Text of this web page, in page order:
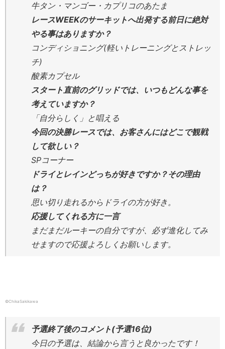
牛タン・マンゴー・カプリコのあたま
レースWEEKのサーキットへ出発する前日に絶対
やる事はありますか？
コンディショニング(軽いトレーニングとストレッ
チ)
酸素カプセル
スタート直前のグリッドでは、いつもどんな事を
考えていますか？
「自分らしく」と唱える
今回の決勝レースでは、お客さんにはどこで観戦
して欲しい？
SPコーナー
ドライとレインどっちが好きですか？その理由
は？
思い切り走れるからドライの方が好き。
応援してくれる方に一言
まだまだルーキーの自分ですが、必ず進化してみ
せますので応援よろしくお願いします。
©ChikaSakikawa
予選終了後のコメント(予選16位)
今日の予選は、結論から言うと良かったです！